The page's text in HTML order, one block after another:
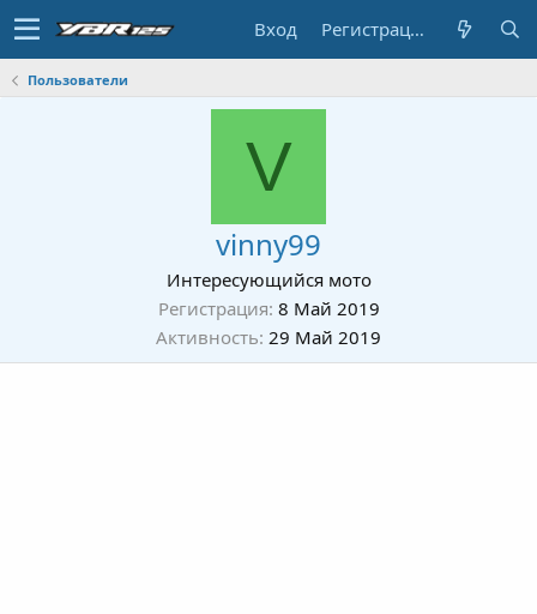
Вход Регистрация
Пользователи
V
vinny99
Интересующийся мото
Регистрация 8 Май 2019
Активность 29 Май 2019